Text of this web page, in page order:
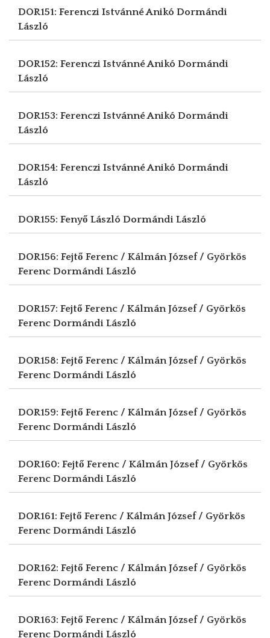
DOR151: Ferenczi Istvánné Anikó Dormándi
László
DOR152: Ferenczi Istvánné Anikó Dormándi
László
DOR153: Ferenczi Istvánné Anikó Dormándi
László
DOR154: Ferenczi Istvánné Anikó Dormándi
László
DOR155: Fenyő László Dormándi László
DOR156: Fejtő Ferenc / Kálmán József / Györkös
Ferenc Dormándi László
DOR157: Fejtő Ferenc / Kálmán József / Györkös
Ferenc Dormándi László
DOR158: Fejtő Ferenc / Kálmán József / Györkös
Ferenc Dormándi László
DOR159: Fejtő Ferenc / Kálmán József / Györkös
Ferenc Dormándi László
DOR160: Fejtő Ferenc / Kálmán József / Györkös
Ferenc Dormándi László
DOR161: Fejtő Ferenc / Kálmán József / Györkös
Ferenc Dormándi László
DOR162: Fejtő Ferenc / Kálmán József / Györkös
Ferenc Dormándi László
DOR163: Fejtő Ferenc / Kálmán József / Györkös
Ferenc Dormándi László